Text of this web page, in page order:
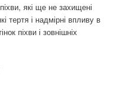
які ще не захищені
тертя і надмірні впливу в
піхви і зовнішніх